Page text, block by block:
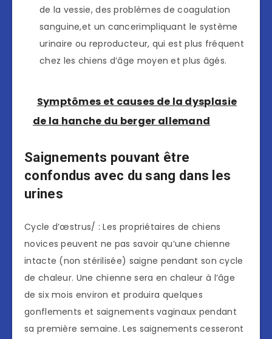
de la vessie, des problèmes de coagulation
sanguine,et un cancerimpliquant le système
urinaire ou reproducteur, qui est plus fréquent
chez les chiens d’âge moyen et plus âgés.
Symptômes et causes de la dysplasie
de la hanche du berger allemand
Saignements pouvant être
confondus avec du sang dans les
urines
Cycle d’œstrus/ : Les propriétaires de chiens
novices peuvent ne pas savoir qu’une chienne
intacte (non stérilisée) saigne pendant son cycle
de chaleur. Une chienne sera en chaleur à l’âge
de six mois environ et produira quelques
gonflements et saignements vaginaux pendant
sa première semaine. Les saignements cesseront